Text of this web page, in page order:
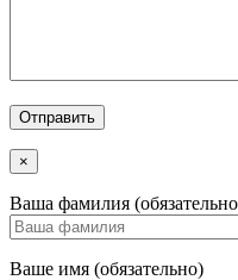
×
Ваша фамилия
Ваше имя (обязательно)